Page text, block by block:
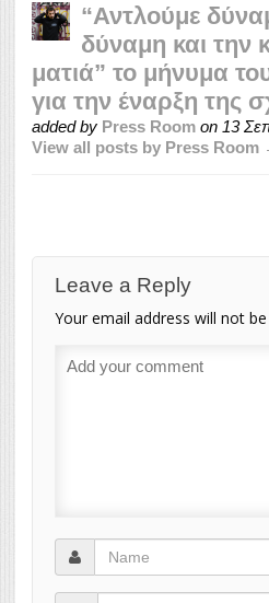
“Αντλούμε
δύναμη και την
ματιά” το μήνυμα
για την έναρξη της
added by Press Room on 13
View all posts by Press Room
Leave a Reply
Your email address will not